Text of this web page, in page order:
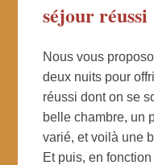
séjour réussi
Nous vous
deux nuits pour
réussi dont on se
belle chambre, un
varié, et voilà une
Et puis, en